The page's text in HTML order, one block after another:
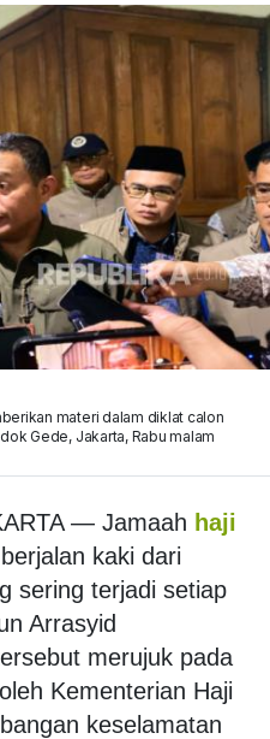
materi dalam diklat calon
Gede, Jakarta, Rabu malam
— Jamaah haji
kaki dari
sering terjadi setiap
Arrasyid
merujuk pada
Kementerian Haji
keselamatan